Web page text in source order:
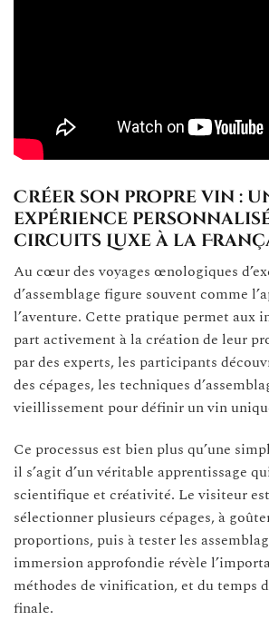
Créer son propre vin :
expérience
circuits Luxe à la
Au cœur des voyages œnologiques
d’assemblage figure souvent comme
l’aventure. Cette pratique permet aux
part activement à la création de leur
par des experts, les participants
des cépages, les techniques
vieillissement pour définir un vin
Ce processus est bien plus qu’une
il s’agit d’un véritable apprentissage
scientifique et créativité. Le visiteur
sélectionner plusieurs cépages, à
proportions, puis à tester les
immersion approfondie révèle
méthodes de vinification, et du temps
finale.